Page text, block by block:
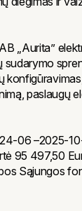
„Aurita”
sudarymo
paslaugų
06 –2025-
95 497,50
Sąjungos